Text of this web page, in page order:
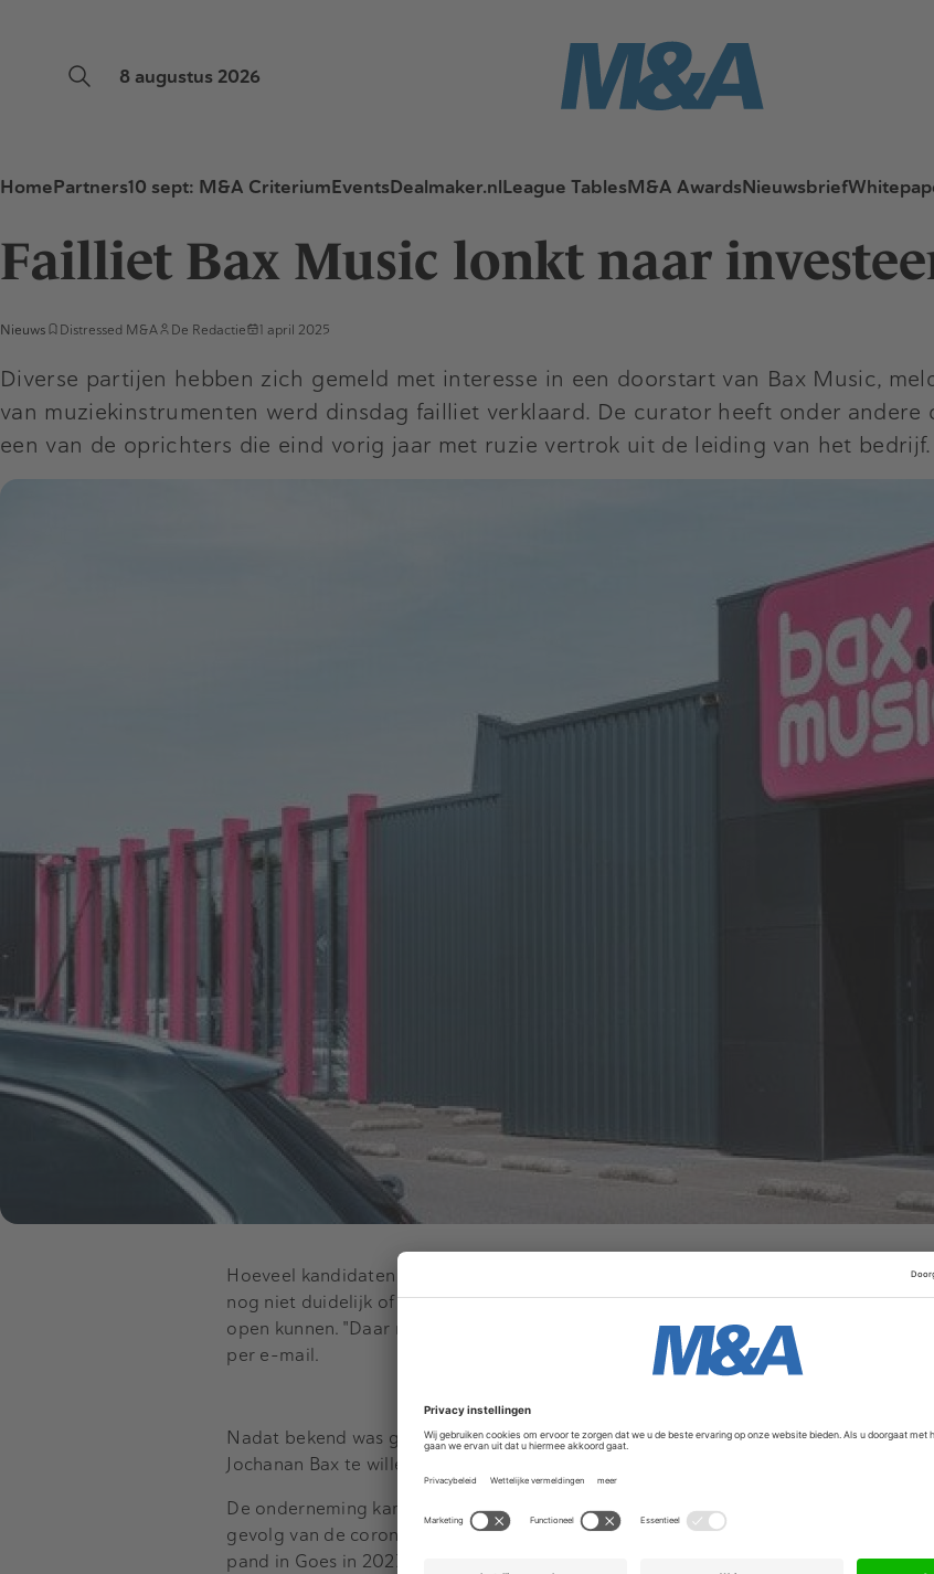
8 augustus 2026
HomePartners10 sept: M&A CriteriumEventsDealmaker.nlLeague TablesM&A AwardsNieuwsbrief
Failliet Bax Music lonkt naar
Nieuws Distressed M&A De Redactie 1 april 2025
Diverse partijen hebben zich gemeld met interesse in een doorstart van Bax Music,
van muziekinstrumenten werd dinsdag failliet verklaard. De curator heeft onder andere
een van de oprichters die eind vorig jaar met ruzie vertrok uit de leiding van het bedrijf.
Hoeveel kandidaten er precies zijn voor een overname van het failliete bedrijf is
nog niet duidelijk of de winkels en webshop, die afgelopen weekend gesloten
open kunnen. "Daar nemen we komende dagen een beslissing over", reageert
per e-mail.
Nadat bekend was geworden dat Bax Music uitstel van betaling had aangevraagd,
Jochanan Bax te willen werken aan een doorstart. Volgens hem is daarvoor interesse
De onderneming kampte de afgelopen jaren met schulden, onder andere bij de
gevolg van de coronapandemie. Ook raakten veel instrumenten beschadigd door
pand in Goes in 2023.